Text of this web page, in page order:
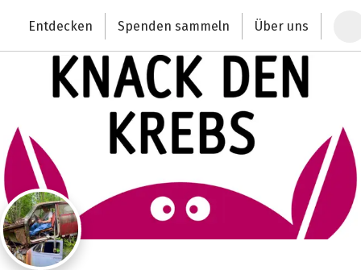
Deutschlands größte Spendenplattform
Entdecken Spenden sammeln Über uns